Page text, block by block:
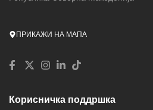
ПРИКАЖИ НА МАПА
Корисничка поддршка